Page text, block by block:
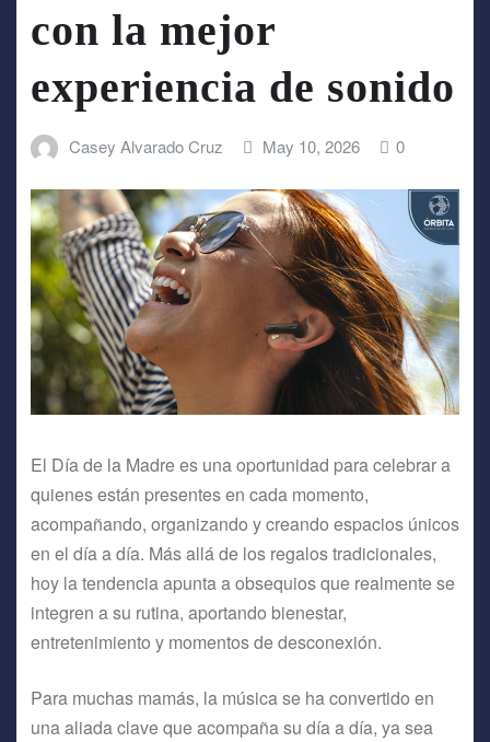
con la mejor
experiencia de sonido
Casey Alvarado Cruz May 10, 2026 0
El Día de la Madre es una oportunidad para celebrar a
quienes están presentes en cada momento,
acompañando, organizando y creando espacios únicos
en el día a día. Más allá de los regalos tradicionales,
hoy la tendencia apunta a obsequios que realmente se
integren a su rutina, aportando bienestar,
entretenimiento y momentos de desconexión.
Para muchas mamás, la música se ha convertido en
una aliada clave que acompaña su día a día, ya sea